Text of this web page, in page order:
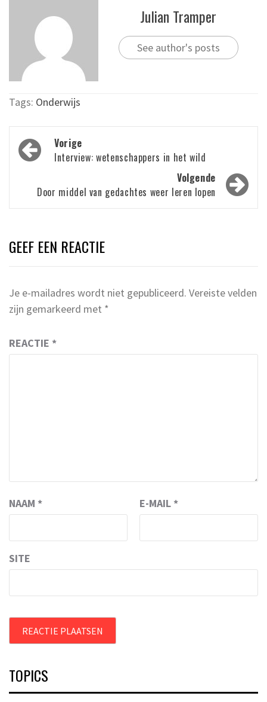
Julian Tramper
See author's posts
Tags: Onderwijs
Bericht
navigatie
Vorige
Interview: wetenschappers in het wild
Volgende
Door middel van gedachtes weer leren lopen
GEEF EEN REACTIE
Je e-mailadres wordt niet gepubliceerd. Vereiste velden
zijn gemarkeerd met *
REACTIE *
NAAM * E-MAIL *
SITE
TOPICS